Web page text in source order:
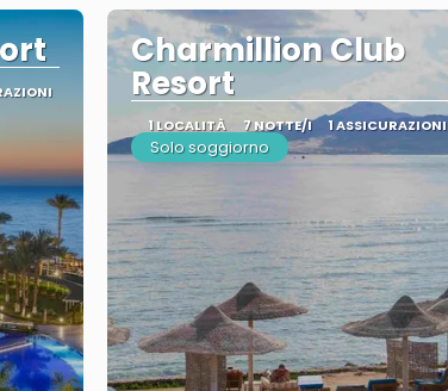
Charmillion Club
Resort
1 LOCALITÀ 7 NOTTE/I 1 ASSICURAZIONI
Solo soggiorno